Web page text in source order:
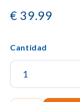
€ 39.99
Cantidad